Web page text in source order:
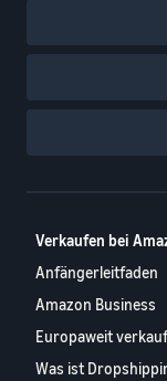
Verkaufen bei
Anfängerleitfaden
Amazon Business
Europaweit
Was ist